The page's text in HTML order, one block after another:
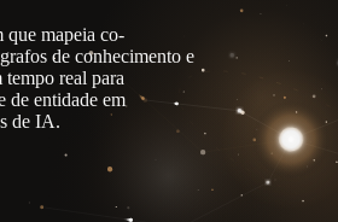
que mapeia co-
de conhecimento e
tempo real para
de entidade em
de IA.